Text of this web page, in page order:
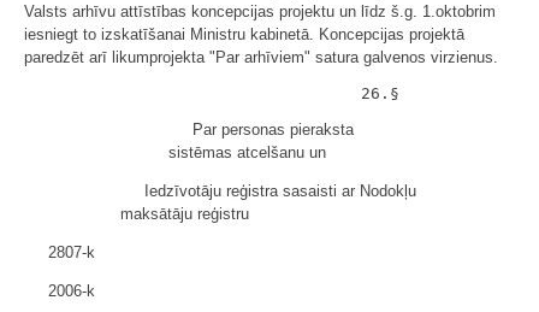
Valsts arhīvu attīstības koncepcijas projektu un līdz š.g. 1.oktobrim
iesniegt to izskatīšanai Ministru kabinetā. Koncepcijas projektā
paredzēt arī likumprojekta "Par arhīviem" satura galvenos virzienus.
Par personas pieraksta
sistēmas atcelšanu un
Iedzīvotāju reģistra sasaisti ar Nodokļu
maksātāju reģistru
2807-k
2006-k